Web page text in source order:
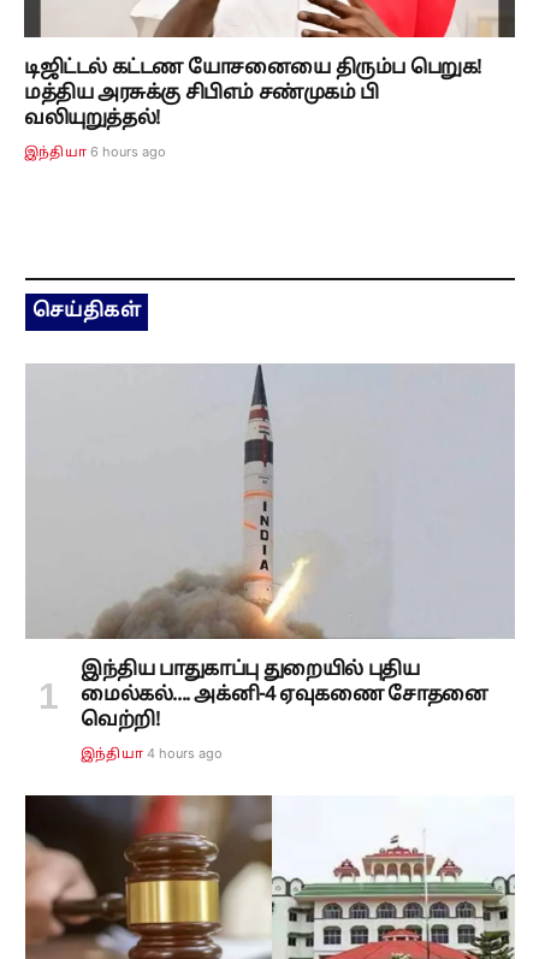
டிஜிட்டல் கட்டண யோசனையை திரும்ப பெறுக!
மத்திய அரசுக்கு சிபிஎம் சண்முகம் பி
வலியுறுத்தல்!
இந்தியா 6 hours ago
செய்திகள்
இந்திய பாதுகாப்பு துறையில் புதிய
மைல்கல்.... அக்னி-4 ஏவுகணை சோதனை
வெற்றி!
இந்தியா 4 hours ago